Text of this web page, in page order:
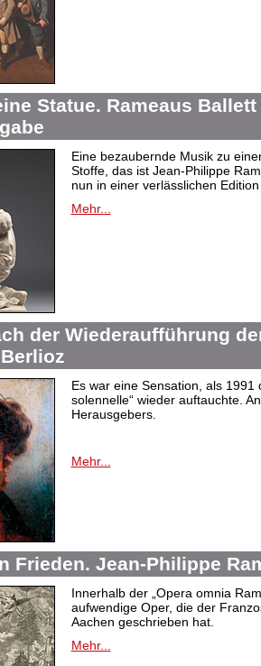
Statue. Rameaus
Eine bezaubernde Musik zu
Stoffe, das ist Jean-Philippe
nun in einer verlässlichen
Mehr...
der Wiederaufführung
Es war eine Sensation, als 1991
solennelle“ wieder auftauchte.
Herausgebers.
Mehr...
Frieden. Jean-Philippe
Innerhalb der „Opera omnia
aufwendige Oper, die der
Aachen geschrieben hat.
Mehr...